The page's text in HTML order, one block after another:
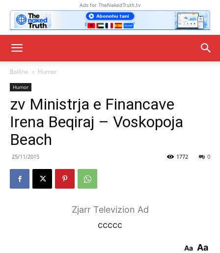
Ads for TheNakedTruth.tv
Ballina Humor
Humor
zv Ministrja e Financave
Irena Beqiraj – Voskopoja
Beach
25/11/2015 0
1772
Zjarr Televizion Ad
ccccc
Aa Aa